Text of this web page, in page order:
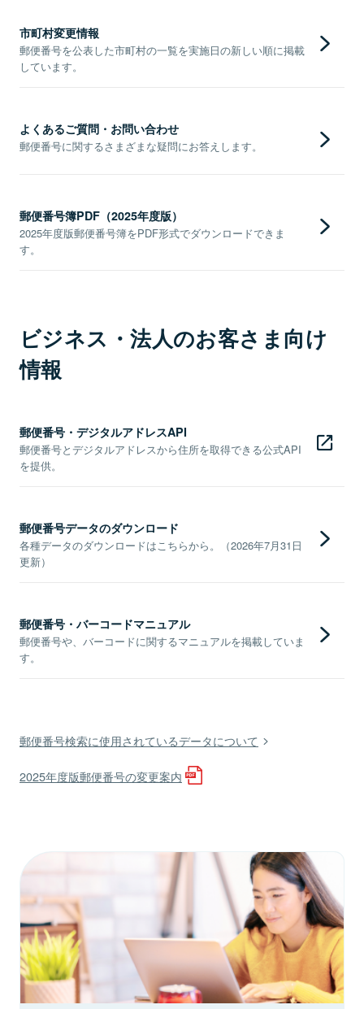
市町村変更情報
郵便番号を公表した市町村の一覧を実施日の新しい順に掲載
しています。
よくあるご質問・お問い合わせ
郵便番号に関するさまざまな疑問にお答えします。
郵便番号簿PDF（2025年度版）
2025年度版郵便番号簿をPDF形式でダウンロードできま
す。
ビジネス・法人のお客さま向け
情報
郵便番号・デジタルアドレスAPI
郵便番号とデジタルアドレスから住所を取得できる公式API
を提供。
郵便番号データのダウンロード
各種データのダウンロードはこちらから。（2026年7月31日
更新）
郵便番号・バーコードマニュアル
郵便番号や、バーコードに関するマニュアルを掲載していま
す。
郵便番号検索に使用されているデータについて
2025年度版郵便番号の変更案内